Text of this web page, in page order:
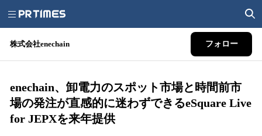
株式会社enechain フォロー
enechain、卸電力のスポット市場と時間前市
場の発注が直感的に迷わずできるeSquare Live
for JEPXを来年提供